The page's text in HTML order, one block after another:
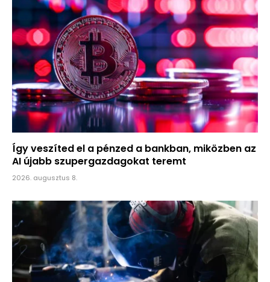
Így veszíted el a pénzed a bankban, miközben az
AI újabb szupergazdagokat teremt
2026. augusztus 8.